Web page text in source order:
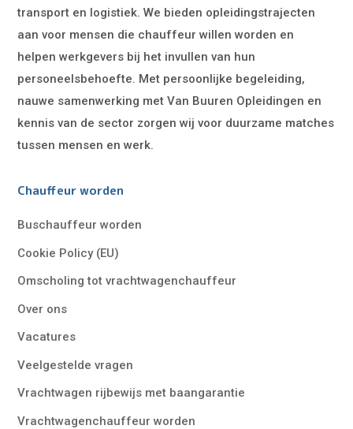
transport en logistiek. We bieden opleidingstrajecten
aan voor mensen die chauffeur willen worden en
helpen werkgevers bij het invullen van hun
personeelsbehoefte. Met persoonlijke begeleiding,
nauwe samenwerking met Van Buuren Opleidingen en
kennis van de sector zorgen wij voor duurzame matches
tussen mensen en werk.
Chauffeur worden
Buschauffeur worden
Cookie Policy (EU)
Omscholing tot vrachtwagenchauffeur
Over ons
Vacatures
Veelgestelde vragen
Vrachtwagen rijbewijs met baangarantie
Vrachtwagenchauffeur worden